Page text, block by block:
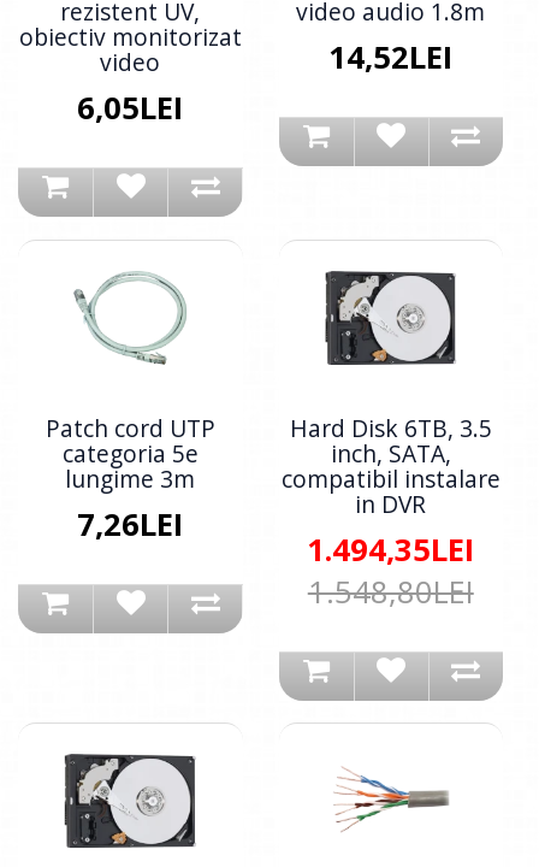
rezistent UV,
obiectiv monitorizat
video
6,05LEI
video audio 1.8m
14,52LEI
Patch cord UTP
categoria 5e
lungime 3m
7,26LEI
Hard Disk 6TB, 3.5
inch, SATA,
compatibil instalare
in DVR
1.494,35LEI
1.548,80LEI